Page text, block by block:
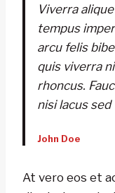
Viverra
tempus
arcu felis
quis viverra
rhoncus.
nisi lacus sed
John Doe
At vero eos et